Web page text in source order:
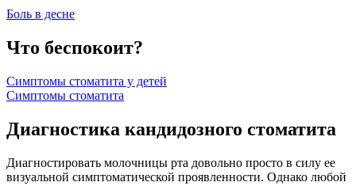
Боль в десне
Что беспокоит?
Симптомы стоматита у детей
Симптомы стоматита
Диагностика кандидозного стоматита
Диагностировать молочницы рта довольно просто в силу ее
визуальной симптоматической проявленности. Однако любой